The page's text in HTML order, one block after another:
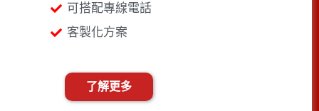
可搭配專線電話
客製化方案
了解更多